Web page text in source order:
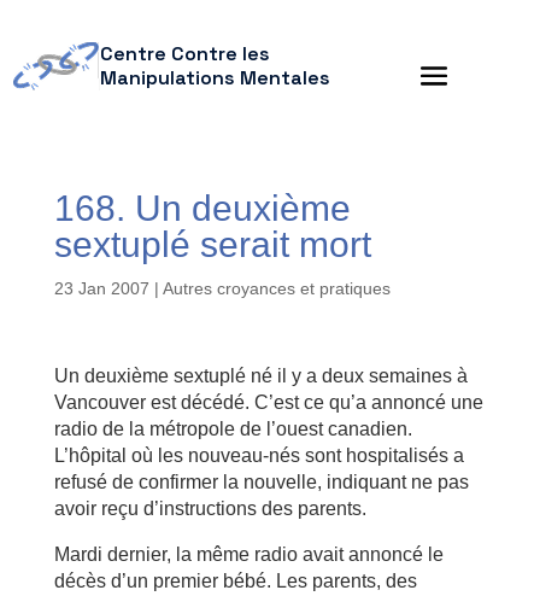
Centre Contre les
Manipulations Mentales
168. Un deuxième
sextuplé serait mort
23 Jan 2007 | Autres croyances et pratiques
Un deuxième sextuplé né il y a deux semaines à
Vancouver est décédé. C’est ce qu’a annoncé une
radio de la métropole de l’ouest canadien.
L’hôpital où les nouveau-nés sont hospitalisés a
refusé de confirmer la nouvelle, indiquant ne pas
avoir reçu d’instructions des parents.
Mardi dernier, la même radio avait annoncé le
décès d’un premier bébé. Les parents, des